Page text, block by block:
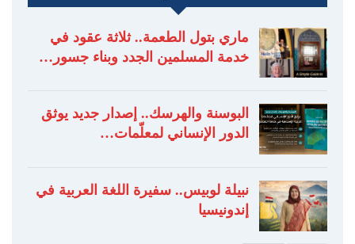
ماري بتول الطعمة.. ثلاثة عقود في
خدمة المسلمين الجدد وبناء جسور…
البوسنة والهرسك.. إصدار جديد يوثق
الدور الإنساني لمعلّمات…
نبيلة لوبيس.. سفيرة اللغة العربية في
إندونيسيا